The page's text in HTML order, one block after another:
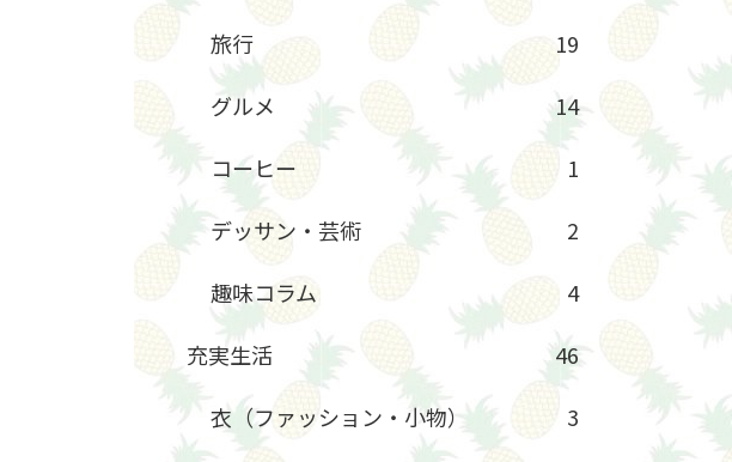
旅行
19
グルメ
14
コーヒー
1
デッサン・芸術
2
趣味コラム
4
充実生活
46
衣（ファッション・小物）
3